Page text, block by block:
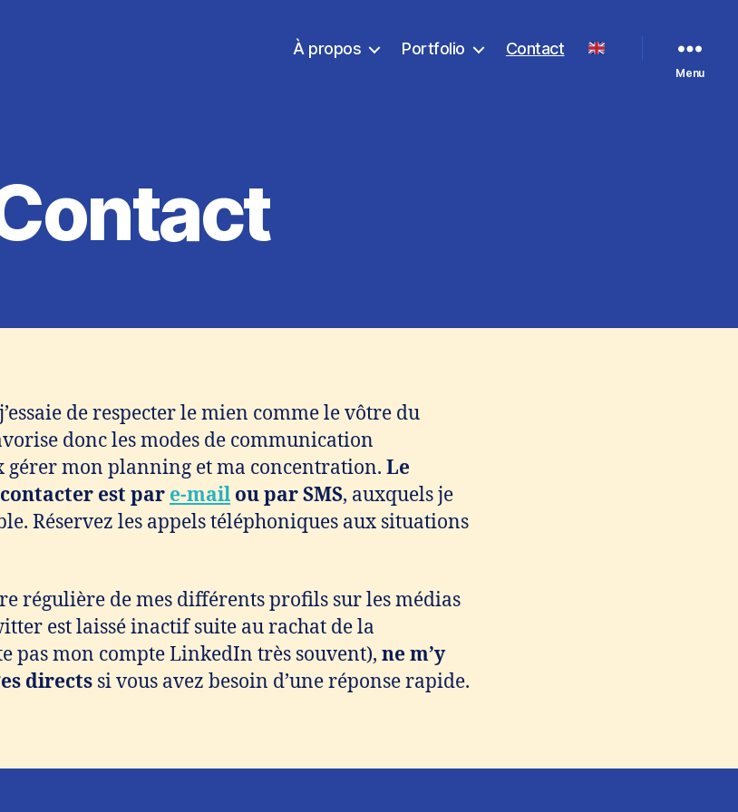
À propos Portfolio Contact
Menu
de respecter le mien comme le vôtre du
donc les modes de communication
gérer mon planning et ma concentration. Le
est par e-mail ou par SMS, auxquels je
Réservez les appels téléphoniques aux situations
régulière de mes différents profils sur les médias
est laissé inactif suite au rachat de la
pas mon compte LinkedIn très souvent), ne m’y
directs si vous avez besoin d’une réponse rapide.